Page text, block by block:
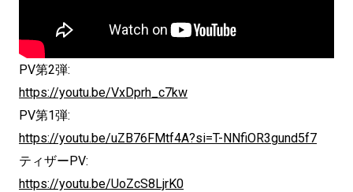
PV第2弾:
https://youtu.be/VxDprh_c7kw
PV第1弾:
https://youtu.be/uZB76FMtf4A?si=T-NNfiOR3gund5f7
ティザーPV:
https://youtu.be/UoZcS8LjrK0